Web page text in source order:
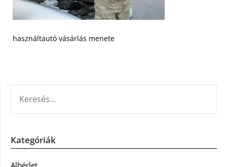
használtautó vásárlás menete
Kategóriák
Albérlet